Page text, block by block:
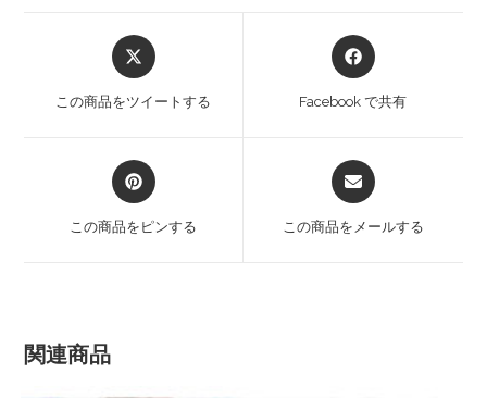
この商品をツイートする Facebook で共有
この商品をピンする この商品をメールする
関連商品